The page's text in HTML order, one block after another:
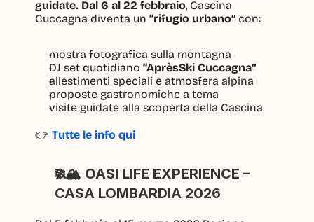
guidate. Dal 6 al 22 febbraio, Cascina
Cuccagna diventa un “rifugio urbano” con:
mostra fotografica sulla montagna
DJ set quotidiano “AprèsSki Cuccagna”
allestimenti speciali e atmosfera alpina
proposte gastronomiche a tema
visite guidate alla scoperta della Cascina
👉 Tutte le info qui
❄️🏔️ OASI LIFE EXPERIENCE –
CASA LOMBARDIA 2026